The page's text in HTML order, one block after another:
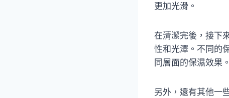
更加光滑。
在清潔完後，接下
性和光澤。不同的
同層面的保濕效果。
另外，還有其他一